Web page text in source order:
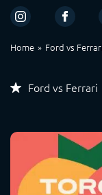
Home Ford vs Ferrari
Ford vs Ferrari